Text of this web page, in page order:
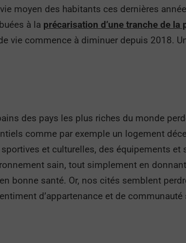
moyen des habitants ces dernières
à la précarisation d’une tranche de la
vie commence à diminuer depuis 2018.
des pays les plus riches du monde
comme par exemple un logement
et culturelles, des équipements
sain, tout simplement en
bonne santé. Or, nos cités semblent
d’appartenance et de